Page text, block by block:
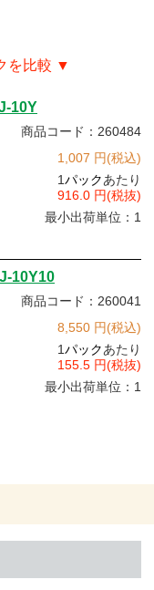
を比較 ▼
10Y
商品コード：260484
1,007 円(税込)
1パックあたり
916.0 円(税抜)
最小出荷単位：1
10Y10
商品コード：260041
8,550 円(税込)
1パックあたり
155.5 円(税抜)
最小出荷単位：1